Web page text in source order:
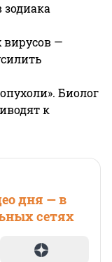
зодиака
вирусов —
Биолог
к
дня — в
сетях